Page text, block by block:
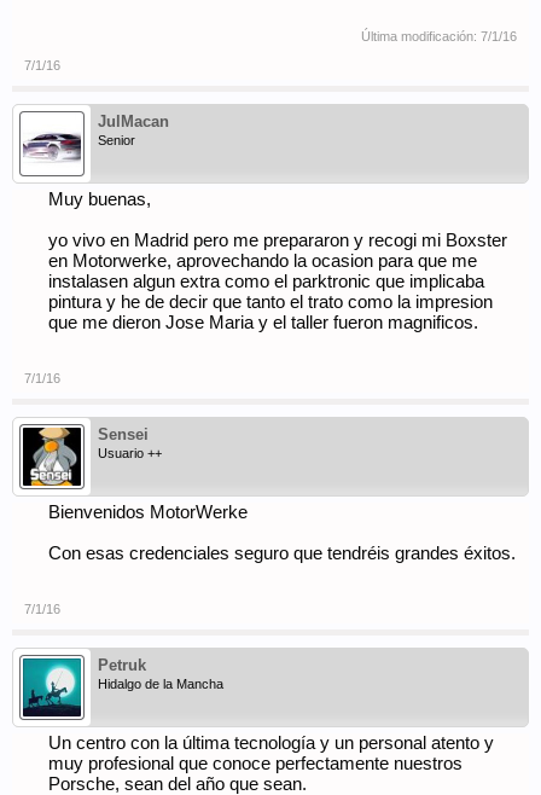
Última modificación: 7/1/16
7/1/16
JulMacan
Senior
Muy buenas,
yo vivo en Madrid pero me prepararon y recogi mi Boxster
en Motorwerke, aprovechando la ocasion para que me
instalasen algun extra como el parktronic que implicaba
pintura y he de decir que tanto el trato como la impresion
que me dieron Jose Maria y el taller fueron magnificos.
7/1/16
Sensei
Usuario ++
Bienvenidos MotorWerke
Con esas credenciales seguro que tendréis grandes éxitos.
7/1/16
Petruk
Hidalgo de la Mancha
Un centro con la última tecnología y un personal atento y
muy profesional que conoce perfectamente nuestros
Porsche, sean del año que sean.